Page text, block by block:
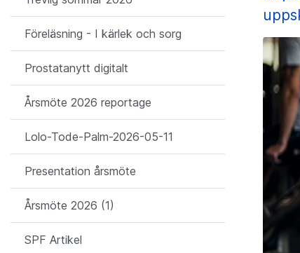
Föreläsning - I kärlek och sorg
Prostatanytt digitalt
Årsmöte 2026 reportage
Lolo-Tode-Palm-2026-05-11
Presentation årsmöte
Årsmöte 2026 (1)
SPF Artikel